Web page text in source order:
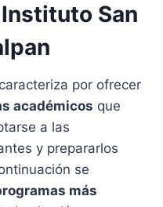
San
por ofrecer
académicos que
a las
y prepararlos
se
más